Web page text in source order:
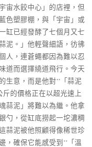
宙水餃中心」的店裡，但
色塑膠棚，與「宇宙」或
缸已經發酵了七個月又七
泥。」他輕聲細語，彷彿
人，連蒼蠅都因為難以忍
道而選擇繞道飛行。今天
生意，而是他對**「蒜泥
斤的價格正在以超光速上
蒜泥」將難以為繼。他拿
勺，從缸底撈起一坨濃稠
蒜泥被他照顧得像稀世珍
，確保它能感受到**「溫